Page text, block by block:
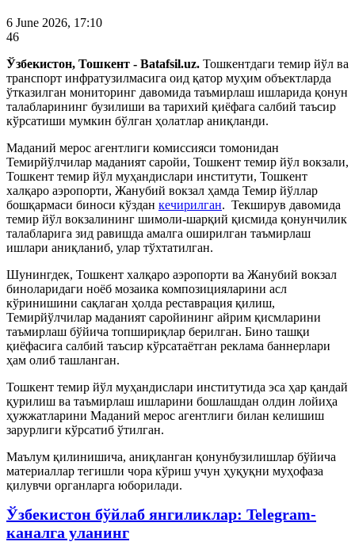
6 June 2026, 17:10
46
Ўзбекистон, Тошкент - Batafsil.uz. Тошкентдаги темир йўл ва
транспорт инфратузилмасига оид қатор муҳим объектларда
ўтказилган мониторинг давомида таъмирлаш ишларида қонун
талабларининг бузилиши ва тарихий қиёфага салбий таъсир
кўрсатиши мумкин бўлган ҳолатлар аниқланди.
Маданий мерос агентлиги комиссияси томонидан
Темирйўлчилар маданият саройи, Тошкент темир йўл вокзали,
Тошкент темир йўл муҳандислари институти, Тошкент
халқаро аэропорти, Жанубий вокзал ҳамда Темир йўллар
бошқармаси биноси кўздан кечирилган. Текширув давомида
темир йўл вокзалининг шимоли-шарқий қисмида қонунчилик
талабларига зид равишда амалга оширилган таъмирлаш
ишлари аниқланиб, улар тўхтатилган.
Шунингдек, Тошкент халқаро аэропорти ва Жанубий вокзал
биноларидаги ноёб мозаика композицияларини асл
кўринишини сақлаган ҳолда реставрация қилиш,
Темирйўлчилар маданият саройининг айрим қисмларини
таъмирлаш бўйича топшириқлар берилган. Бино ташқи
қиёфасига салбий таъсир кўрсатаётган реклама баннерлари
ҳам олиб ташланган.
Тошкент темир йўл муҳандислари институтида эса ҳар қандай
қурилиш ва таъмирлаш ишларини бошлашдан олдин лойиҳа
ҳужжатларини Маданий мерос агентлиги билан келишиш
зарурлиги кўрсатиб ўтилган.
Маълум қилинишича, аниқланган қонунбузилишлар бўйича
материаллар тегишли чора кўриш учун ҳуқуқни муҳофаза
қилувчи органларга юборилади.
Ўзбекистон бўйлаб янгиликлар: Telegram-
каналга уланинг